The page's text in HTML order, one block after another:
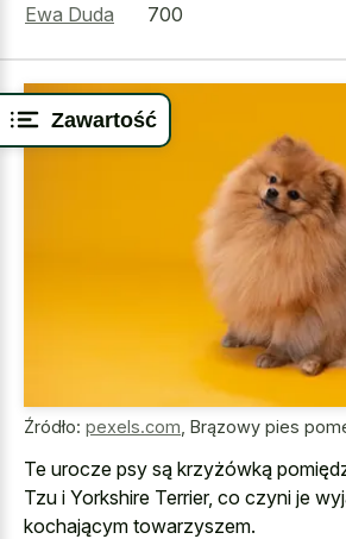
Zawartość
Ewa Duda
700
Źródło: pexels.com Brązowy pies
Te urocze psy są krzyżówką
Tzu i Yorkshire Terrier, co czyni je
kochającym towarzyszem.